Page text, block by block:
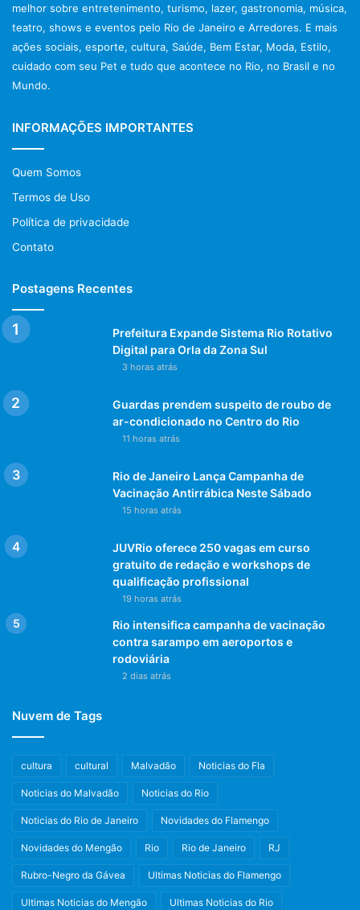
melhor sobre entretenimento, turismo, lazer, gastronomia, música,
teatro, shows e eventos pelo Rio de Janeiro e Arredores. E mais
ações sociais, esporte, cultura, Saúde, Bem Estar, Moda, Estilo,
cuidado com seu Pet e tudo que acontece no Rio, no Brasil e no
Mundo.
INFORMAÇÕES IMPORTANTES
Quem Somos
Termos de Uso
Política de privacidade
Contato
Postagens Recentes
Prefeitura Expande Sistema Rio Rotativo
Digital para Orla da Zona Sul
3 horas atrás
Guardas prendem suspeito de roubo de
ar-condicionado no Centro do Rio
11 horas atrás
Rio de Janeiro Lança Campanha de
Vacinação Antirrábica Neste Sábado
15 horas atrás
JUVRio oferece 250 vagas em curso
gratuito de redação e workshops de
qualificação profissional
19 horas atrás
Rio intensifica campanha de vacinação
contra sarampo em aeroportos e
rodoviária
2 dias atrás
Nuvem de Tags
cultura cultural Malvadão Noticias do Fla
Noticias do Malvadão Noticias do Rio
Noticias do Rio de Janeiro Novidades do Flamengo
Novidades do Mengão Rio Rio de Janeiro RJ
Rubro-Negro da Gávea Ultimas Noticias do Flamengo
Ultimas Noticias do Mengão Ultimas Noticias do Rio